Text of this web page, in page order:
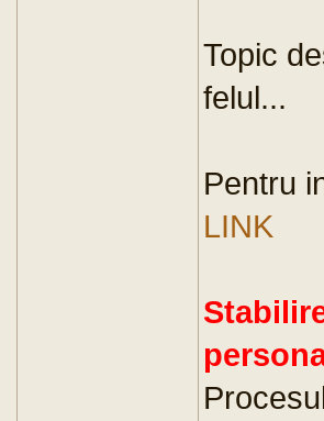
Topic
felul...
Pentru
LINK